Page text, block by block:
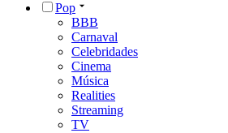
Pop
BBB
Carnaval
Celebridades
Cinema
Música
Realities
Streaming
TV